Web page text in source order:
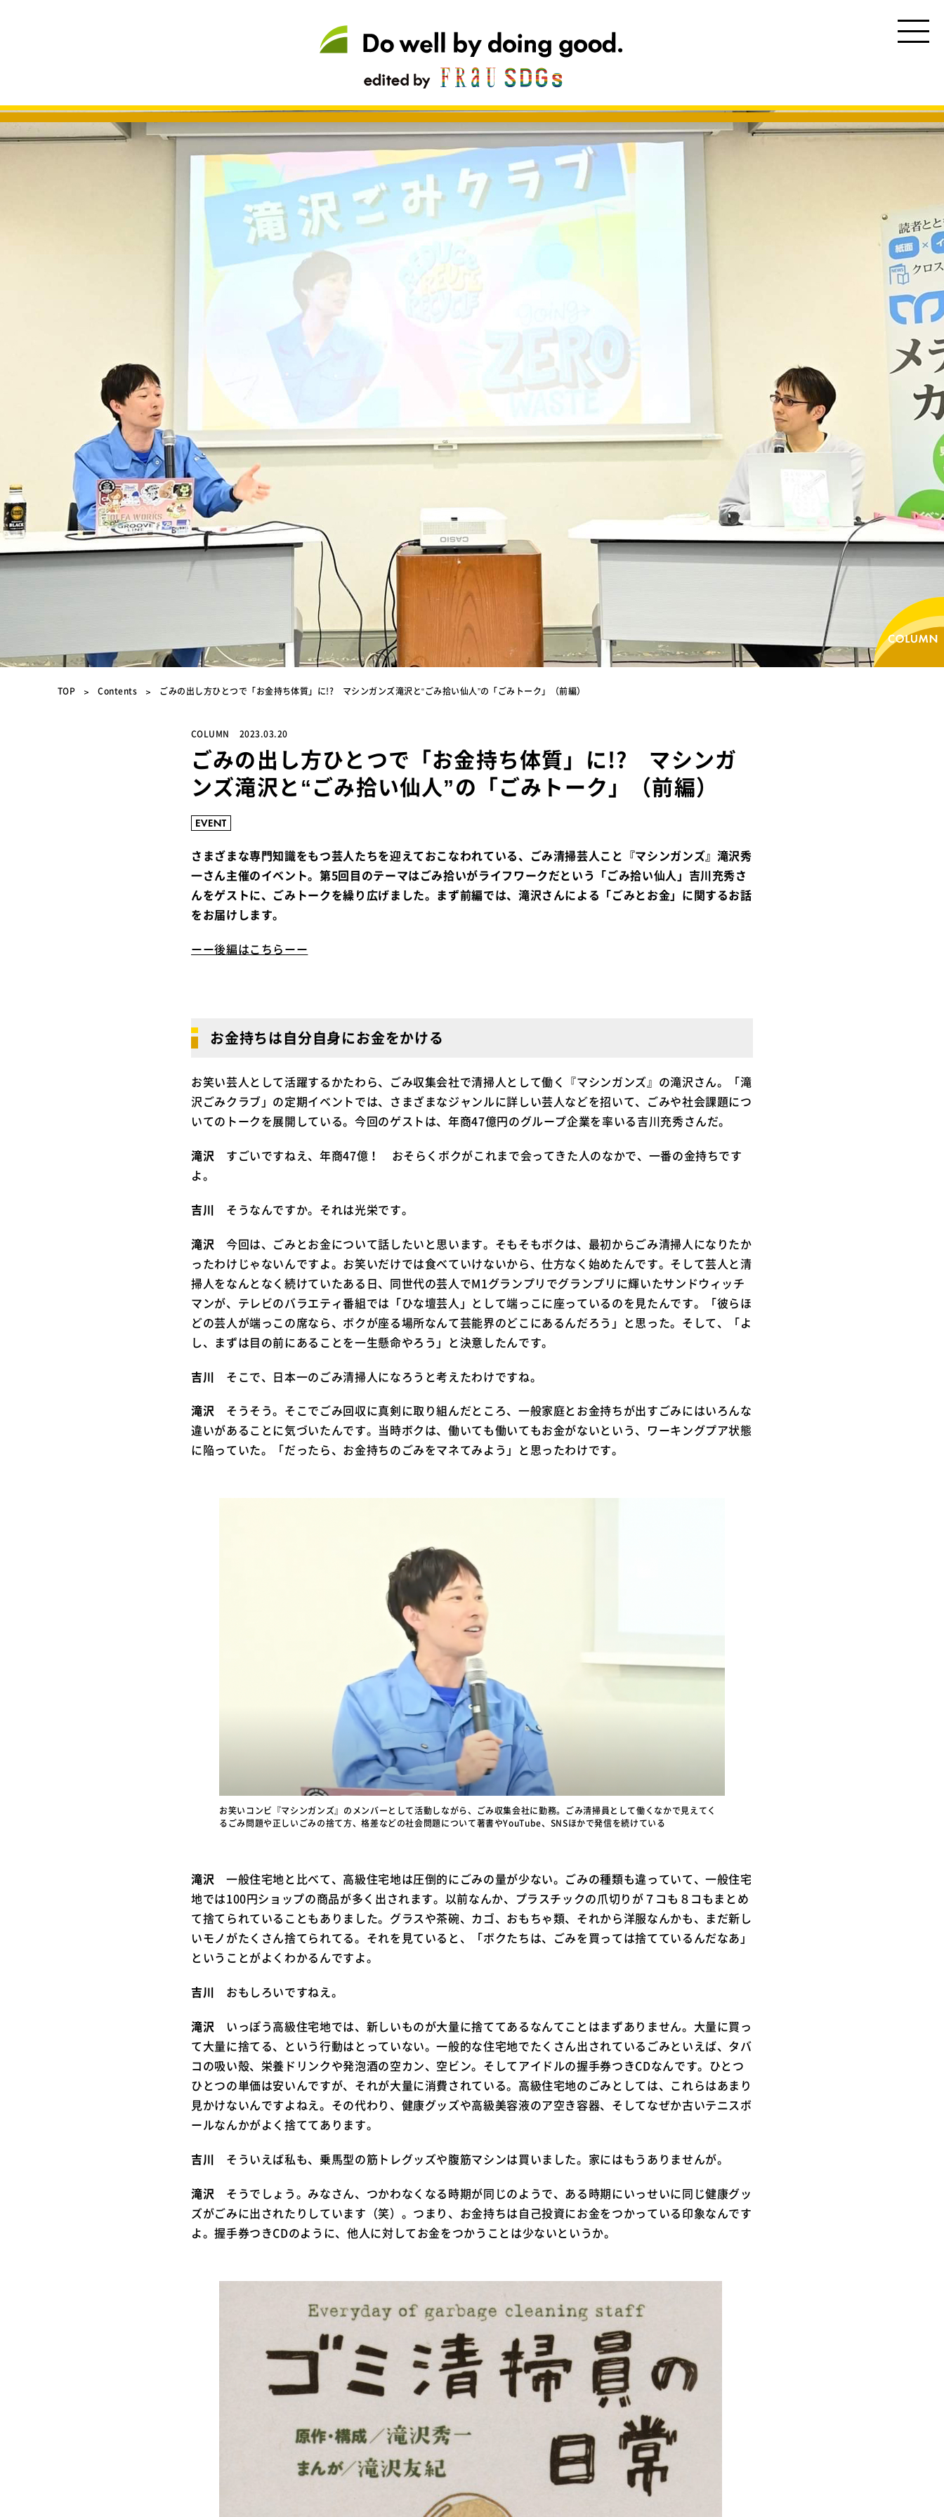
TOP Contents ごみの出し方ひとつで「お金持ち体質」に!? マシンガンズ滝沢と“ごみ拾い仙人”の「ごみトーク」（前編）
COLUMN 2023.03.20
ごみの出し方ひとつで「お金持ち体質」に!? マシンガ
ンズ滝沢と“ごみ拾い仙人”の「ごみトーク」（前編）
さまざまな専門知識をもつ芸人たちを迎えておこなわれている、ごみ清掃芸人こと『マシンガンズ』滝沢秀
一さん主催のイベント。第5回目のテーマはごみ拾いがライフワークだという「ごみ拾い仙人」吉川充秀さ
んをゲストに、ごみトークを繰り広げました。まず前編では、滝沢さんによる「ごみとお金」に関するお話
をお届けします。
ーー後編はこちらーー
お金持ちは自分自身にお金をかける
お笑い芸人として活躍するかたわら、ごみ収集会社で清掃人として働く『マシンガンズ』の滝沢さん。「滝
沢ごみクラブ」の定期イベントでは、さまざまなジャンルに詳しい芸人などを招いて、ごみや社会課題につ
いてのトークを展開している。今回のゲストは、年商47億円のグループ企業を率いる吉川充秀さんだ。
滝沢 すごいですねえ、年商47億！ おそらくボクがこれまで会ってきた人のなかで、一番の金持ちです
よ。
吉川 そうなんですか。それは光栄です。
滝沢 今回は、ごみとお金について話したいと思います。そもそもボクは、最初からごみ清掃人になりたか
ったわけじゃないんですよ。お笑いだけでは食べていけないから、仕方なく始めたんです。そして芸人と清
掃人をなんとなく続けていたある日、同世代の芸人でM1グランプリでグランプリに輝いたサンドウィッチ
マンが、テレビのバラエティ番組では「ひな壇芸人」として端っこに座っているのを見たんです。「彼らほ
どの芸人が端っこの席なら、ボクが座る場所なんて芸能界のどこにあるんだろう」と思った。そして、「よ
し、まずは目の前にあることを一生懸命やろう」と決意したんです。
吉川 そこで、日本一のごみ清掃人になろうと考えたわけですね。
滝沢 そうそう。そこでごみ回収に真剣に取り組んだところ、一般家庭とお金持ちが出すごみにはいろんな
違いがあることに気づいたんです。当時ボクは、働いても働いてもお金がないという、ワーキングプア状態
に陥っていた。「だったら、お金持ちのごみをマネてみよう」と思ったわけです。
お笑いコンビ『マシンガンズ』のメンバーとして活動しながら、ごみ収集会社に勤務。ごみ清掃員として働くなかで見えてく
るごみ問題や正しいごみの捨て方、格差などの社会問題について著書やYouTube、SNSほかで発信を続けている
滝沢 一般住宅地と比べて、高級住宅地は圧倒的にごみの量が少ない。ごみの種類も違っていて、一般住宅
地では100円ショップの商品が多く出されます。以前なんか、プラスチックの爪切りが７コも８コもまとめ
て捨てられていることもありました。グラスや茶碗、カゴ、おもちゃ類、それから洋服なんかも、まだ新し
いモノがたくさん捨てられてる。それを見ていると、「ボクたちは、ごみを買っては捨てているんだなあ」
ということがよくわかるんですよ。
吉川 おもしろいですねえ。
滝沢 いっぽう高級住宅地では、新しいものが大量に捨ててあるなんてことはまずありません。大量に買っ
て大量に捨てる、という行動はとっていない。一般的な住宅地でたくさん出されているごみといえば、タバ
コの吸い殻、栄養ドリンクや発泡酒の空カン、空ビン。そしてアイドルの握手券つきCDなんです。ひとつ
ひとつの単価は安いんですが、それが大量に消費されている。高級住宅地のごみとしては、これらはあまり
見かけないんですよねえ。その代わり、健康グッズや高級美容液のア空き容器、そしてなぜか古いテニスボ
ールなんかがよく捨ててあります。
吉川 そういえば私も、乗馬型の筋トレグッズや腹筋マシンは買いました。家にはもうありませんが。
滝沢 そうでしょう。みなさん、つかわなくなる時期が同じのようで、ある時期にいっせいに同じ健康グッ
ズがごみに出されたりしています（笑）。つまり、お金持ちは自己投資にお金をつかっている印象なんです
よ。握手券つきCDのように、他人に対してお金をつかうことは少ないというか。